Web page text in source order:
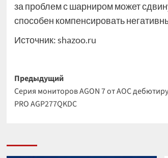
за проблем с шарниром может
способен компенсировать
Источник:shazoo.ru
Навигация
записи
Предыдущий
Серия мониторов AGON 7 от AOC
PRO AGP277QKDC